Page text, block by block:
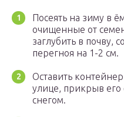
Посеять на зиму в
очищенные от
заглубить в почву,
перегноя на 1-2 см.
Оставить
улице, прикрыв его
снегом.